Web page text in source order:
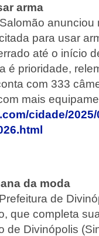
arma
para usar
até o início
é prioridade,
com 333
mais
cidade/
da moda
de
que completa
de Divinópolis